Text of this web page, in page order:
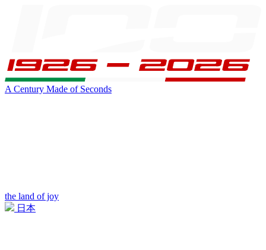
A Century Made of Seconds
the land of joy
日本